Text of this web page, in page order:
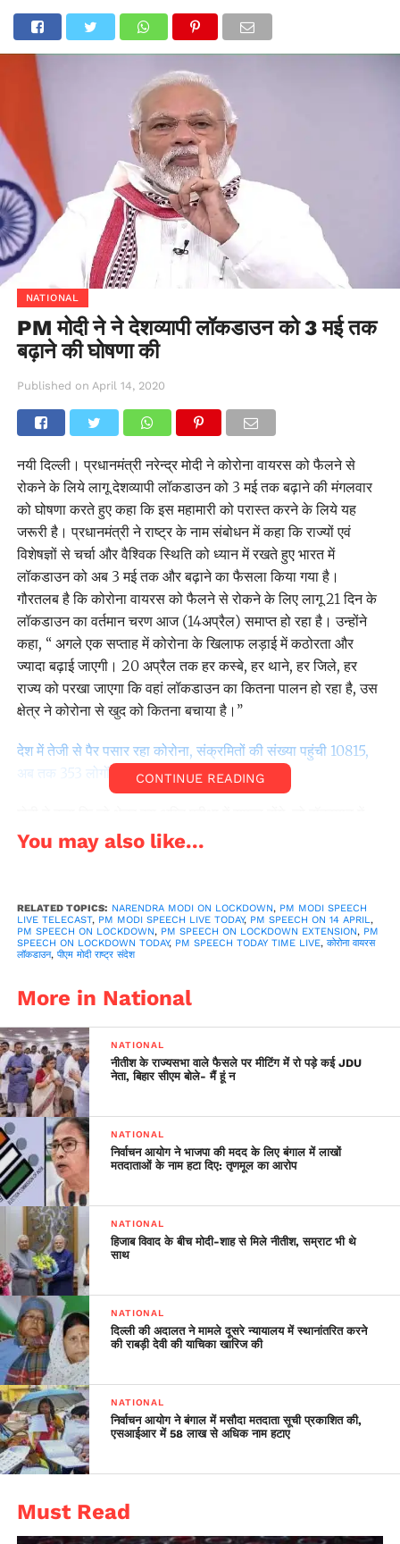
NATIONAL
PM मोदी ने ने देशव्यापी लॉकडाउन को 3 मई तक
बढ़ाने की घोषणा की
Published on April 14, 2020
नयी दिल्ली। प्रधानमंत्री नरेन्द्र मोदी ने कोरोना वायरस को फैलने से
रोकने के लिये लागू देशव्यापी लॉकडाउन को 3 मई तक बढ़ाने की मंगलवार
को घोषणा करते हुए कहा कि इस महामारी को परास्त करने के लिये यह
जरूरी है। प्रधानमंत्री ने राष्ट्र के नाम संबोधन में कहा कि राज्यों एवं
विशेषज्ञों से चर्चा और वैश्विक स्थिति को ध्यान में रखते हुए भारत में
लॉकडाउन को अब 3 मई तक और बढ़ाने का फैसला किया गया है।
गौरतलब है कि कोरोना वायरस को फैलने से रोकने के लिए लागू 21 दिन के
लॉकडाउन का वर्तमान चरण आज (14अप्रैल) समाप्त हो रहा है। उन्होंने
कहा, ‘‘ अगले एक सप्ताह में कोरोना के खिलाफ लड़ाई में कठोरता और
ज्यादा बढ़ाई जाएगी। 20 अप्रैल तक हर कस्बे, हर थाने, हर जिले, हर
राज्य को परखा जाएगा कि वहां लॉकडाउन का कितना पालन हो रहा है, उस
क्षेत्र ने कोरोना से खुद को कितना बचाया है।’’
देश में तेजी से पैर पसार रहा कोरोना, संक्रमितों की संख्या पहुंची 10815,
अब तक 353 लोगों की मौत
नहीं होंगे, और जिनके हॉटस्पाट में बदलने की आशंका भी कम होगी, वहां पर
20 अप्रैल से कुछ जरूरी गतिविधियों की अनुमति दी जा सकती है।
कहा कि सभी का यही सुझाव है कि लॉकडाउन को बढ़ाया जाए। कई राज्य
तो पहले से ही लॉकडाउन को बढ़ाने का फैसला कर चुके हैं। मोदी ने कहा, ‘‘
3 मई तक हम सभी को, हर देशवासी को लॉकडाउन में ही रहना होगा। इस
हैं। उन्होंने कहा कि हमें अधिक संवेदनशील स्थानों : हॉटस्पॉट: को लेकर
आशंका है, उन पर भी हमें कड़ी नजर रखनी होगी। नए हॉटस्पॉट का बनना,
हमारे लिए और चुनौती खड़ी करेगा। प्रधानमंत्री ने कहा, ‘‘ हम धैर्य बनाकर
रखेंगे, नियमों का पालन करेंगे तो कोरोना जैसी महामारी को भी परास्त कर
पाएंगे।’’ मोदी ने लोगों से 7 विषयों पर सहयोग भी मांगा जिसमें बुजुर्गो का
ध्यान रखने, गरीबों के प्रति संवेदनशील नजरिया अपनाना आदि शामिल है।
PM’s 7 pleas
1. Take care of the elderly
2. Strictly follow
guidelines of lockdown
3. Increase immunity,
follow Ayush ministry
guidelines
4. Download Arogya Setu
App
5. Help poor families
6. Don’t take away jobs of
your employees
CONTINUE READING
You may also like...
RELATED TOPICS: NARENDRA MODI ON LOCKDOWN, PM MODI SPEECH
LIVE TELECAST, PM MODI SPEECH LIVE TODAY, PM SPEECH ON 14 APRIL,
PM SPEECH ON LOCKDOWN, PM SPEECH ON LOCKDOWN EXTENSION, PM
SPEECH ON LOCKDOWN TODAY, PM SPEECH TODAY TIME LIVE, कोरोना वायरस
लॉकडाउन, पीएम मोदी राष्ट्र संदेश
More in National
NATIONAL
नीतीश के राज्यसभा वाले फैसले पर मीटिंग में रो पड़े कई JDU
नेता, बिहार सीएम बोले- मैं हूं न
NATIONAL
निर्वाचन आयोग ने भाजपा की मदद के लिए बंगाल में लाखों
मतदाताओं के नाम हटा दिए: तृणमूल का आरोप
NATIONAL
हिजाब विवाद के बीच मोदी-शाह से मिले नीतीश, सम्राट भी थे
साथ
NATIONAL
दिल्ली की अदालत ने मामले दूसरे न्यायालय में स्थानांतरित करने
की राबड़ी देवी की याचिका खारिज की
NATIONAL
निर्वाचन आयोग ने बंगाल में मसौदा मतदाता सूची प्रकाशित की,
एसआईआर में 58 लाख से अधिक नाम हटाए
Must Read